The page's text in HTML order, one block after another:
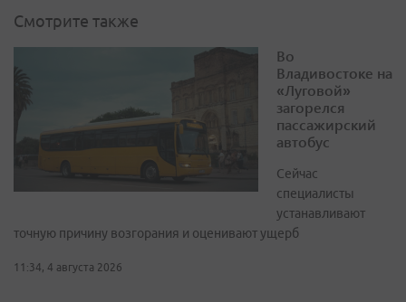
Смотрите также
Во
Владивостоке на
«Луговой»
загорелся
пассажирский
автобус
Сейчас
специалисты
устанавливают
точную причину возгорания и оценивают ущерб
11:34, 4 августа 2026